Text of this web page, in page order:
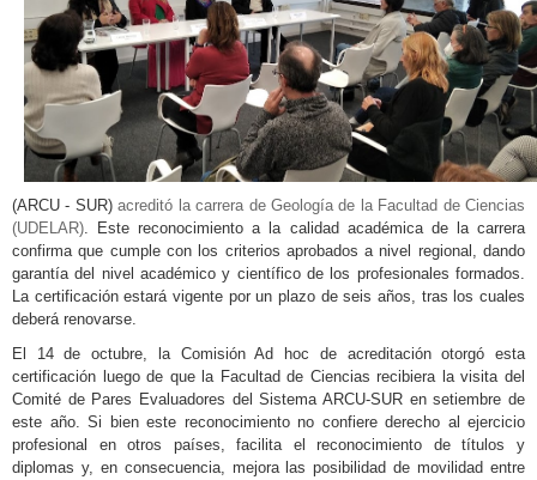
(ARCU - SUR)acreditó la carrera de Geología de la Facultad de Ciencias
(UDELAR). Este reconocimiento a la calidad académica de la carrera
confirma que cumple con los criterios aprobados a nivel regional, dando
garantía del nivel académico y científico de los profesionales formados.
La certificación estará vigente por un plazo de seis años, tras los cuales
deberá renovarse.
El 14 de octubre, la Comisión Ad hoc de acreditación otorgó esta
certificación luego de que la Facultad de Ciencias recibiera la visita del
Comité de Pares Evaluadores del Sistema ARCU-SUR en setiembre de
este año. Si bien este reconocimiento no confiere derecho al ejercicio
profesional en otros países, facilita el reconocimiento de títulos y
diplomas y, en consecuencia, mejora las posibilidad de movilidad entre